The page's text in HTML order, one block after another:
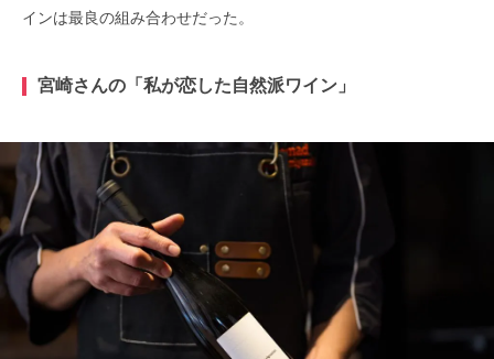
インは最良の組み合わせだった。
宮崎さんの「私が恋した自然派ワイン」